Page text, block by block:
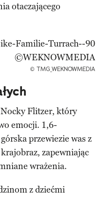
otaczającego
© TMG_WEKNOWMEDIA
Flitzer, który
emocji. 1,6-
przewiezie was z
zapewniając
wrażenia.
z dziećmi